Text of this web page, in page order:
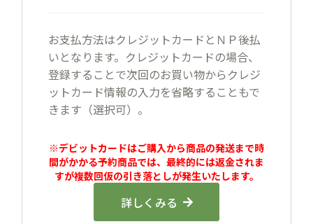
お支払方法はクレジットカードとＮＰ後払
いとなります。クレジットカードの場合、
登録することで次回のお買い物からクレジ
ットカード情報の入力を省略することもで
きます（選択可）。
※デビットカードはご購入から商品の発送まで時
間がかかる予約商品では、最終的には返金されま
すが複数回仮の引き落としが発生いたします。
詳しくみる